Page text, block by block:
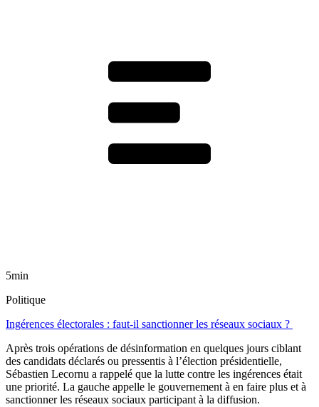
5min
Politique
Ingérences électorales : faut-il sanctionner les réseaux sociaux ?
Après trois opérations de désinformation en quelques jours ciblant
des candidats déclarés ou pressentis à l’élection présidentielle,
Sébastien Lecornu a rappelé que la lutte contre les ingérences était
une priorité. La gauche appelle le gouvernement à en faire plus et à
sanctionner les réseaux sociaux participant à la diffusion.